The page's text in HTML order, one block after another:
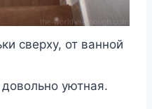
сверху, от ванной
уютная.